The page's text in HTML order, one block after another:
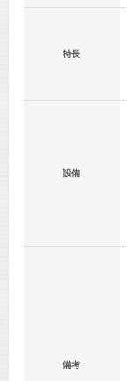
特長
設備
備考